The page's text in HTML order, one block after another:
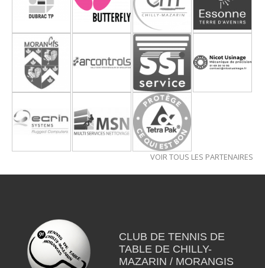
VOIR TOUS LES PARTENAIRES
CLUB DE TENNIS DE
TABLE DE CHILLY-
MAZARIN / MORANGIS